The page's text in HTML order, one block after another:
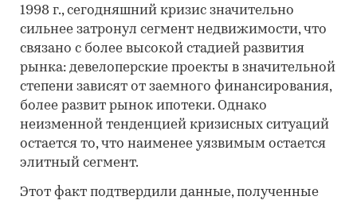
1998 г., сегодняшний кризис значительно
сильнее затронул сегмент недвижимости, что
связано с более высокой стадией развития
рынка: девелоперские проекты в значительной
степени зависят от заемного финансирования,
более развит рынок ипотеки. Однако
неизменной тенденцией кризисных ситуаций
остается то, что наименее уязвимым остается
элитный сегмент.
Этот факт подтвердили данные, полученные